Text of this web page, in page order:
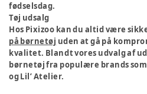
fødselsdag.
Tøj udsalg
Hos Pixizoo kan du altid være
på børnetøj uden at gå på
kvalitet. Blandt vores udvalg af
børnetøj fra populære brands
og Lil’ Atelier.